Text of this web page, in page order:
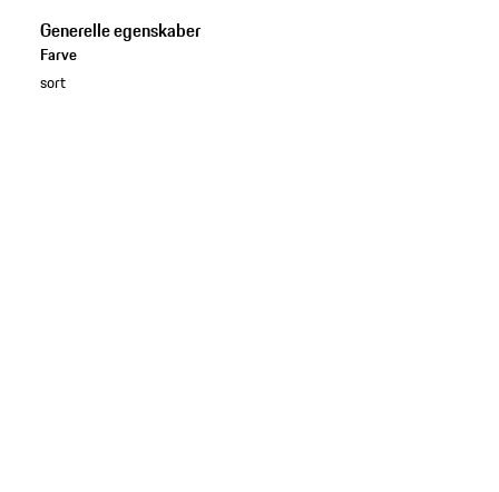
Generelle egenskaber
Farve
sort